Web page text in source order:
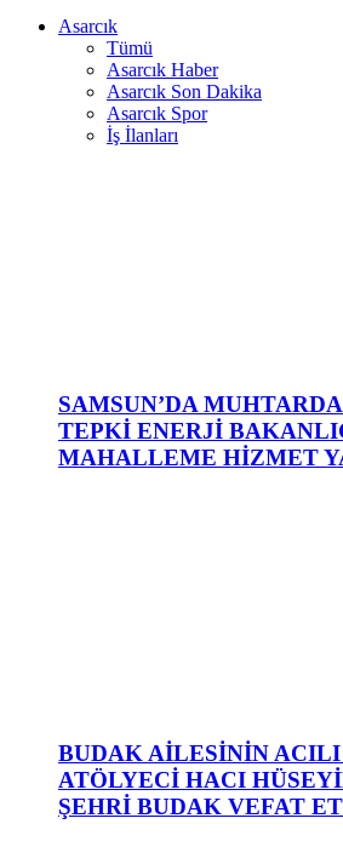
Asarcık
Tümü
Asarcık Haber
Asarcık Son Dakika
Asarcık Spor
İş İlanları
SAMSUN’DA
TEPKİ ENERJİ
MAHALLEME HİZMET
BUDAK AİLESİNİN ACILI
ATÖLYECİ HACI
ŞEHRİ BUDAK VEFAT